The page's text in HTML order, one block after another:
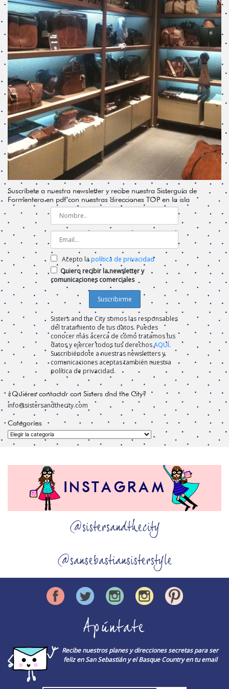
Suscríbete a nuestra newsletter y recibe nuestra Sisterguía de
Formentera en pdf con nuestras direcciones TOP en la isla
Acepto lapolítica de privacidad
Quiero recibir la newsletter y
comunicaciones comerciales
Sisters and the City somos las responsables
del tratamiento de tus datos. Puedes
conocer más acerca de cómo tratamos tus
datos y ejercer todos tus derechosAQUÍ.
Suscribiéndote a nuestras newsletters y
comunicaciones aceptas también nuestra
política de privacidad.
¿Quiéres contactar con Sisters and the City?
info@sistersandthecity.com
Categorías
Categorías
@sistersandthecity
@sansebastiansisterstyle
Apúntate
Recibe nuestros planes y direcciones secretas para ser
feliz en San Sebastián y el Basque Country en tu email